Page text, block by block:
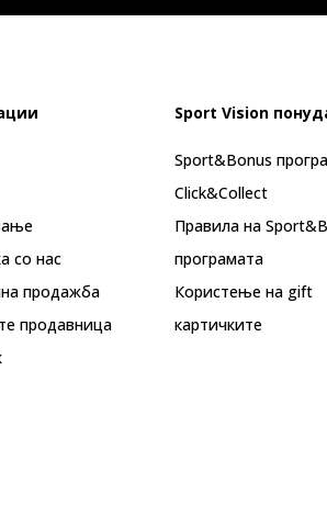
со нас
продажба
продавница
Sport Vision
Sport&Bonus
Click&Collect
Правила на
програмата
Користење на gift
картичките